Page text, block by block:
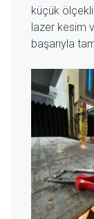
küçük
lazer kesim
başarıyla